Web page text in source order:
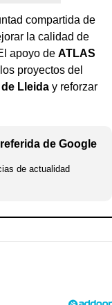
compartida de
la calidad de
apoyo de ATLAS
proyectos del
Lleida y reforzar
de Google
de actualidad